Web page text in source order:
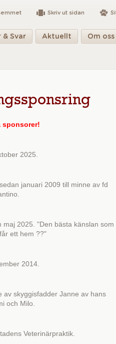
Skriv ut sidan
& Svar Aktuellt Om oss
sponsorer!
2025.
januari 2009 till minne av fd
maj 2025. "Den bästa känslan som
ett hem ??"
2014.
av skyggisfadder Janne av hans
och Milo.
Veterinärpraktik.